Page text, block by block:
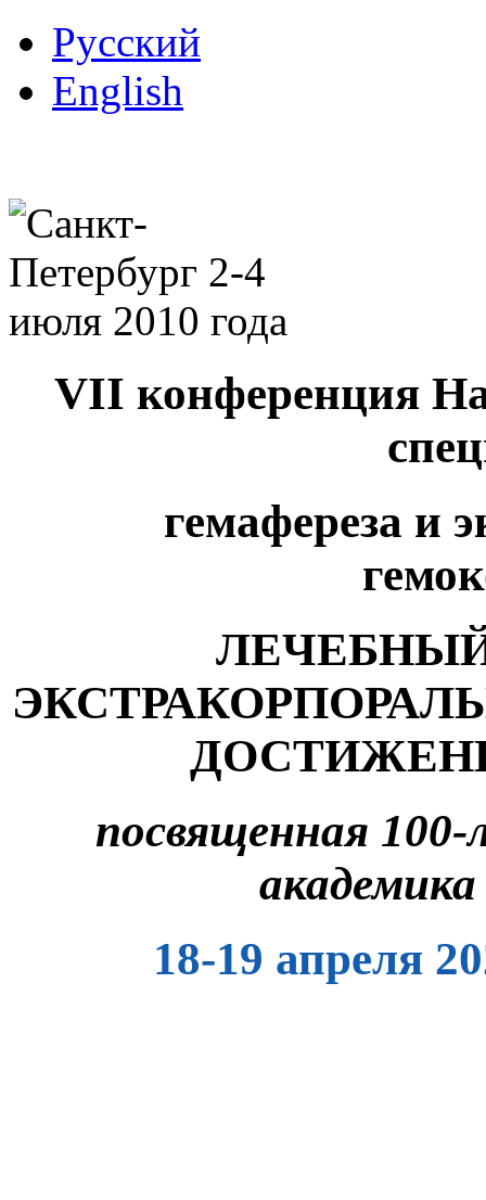
Русский
English
VII конференция
гемафереза и
посвященная
18-19 апреля